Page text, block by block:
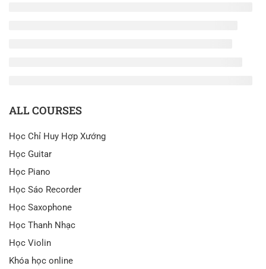
ALL COURSES
Học Chỉ Huy Hợp Xướng
Học Guitar
Học Piano
Học Sáo Recorder
Học Saxophone
Học Thanh Nhạc
Học Violin
Khóa học online